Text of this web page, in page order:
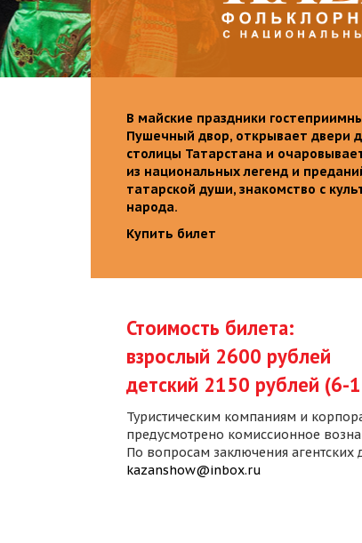
В майские праздники
Пушечный двор, открывает двери
столицы Татарстана и
из национальных легенд и
татарской души, знакомство с
народа.
Купить билет
Стоимость билета:
взрослый 2600 рублей
детский 2150 рублей (6-
Туристическим компаниям и
предусмотрено комиссионное
По вопросам заключения агентских
kazanshow@inbox.ru